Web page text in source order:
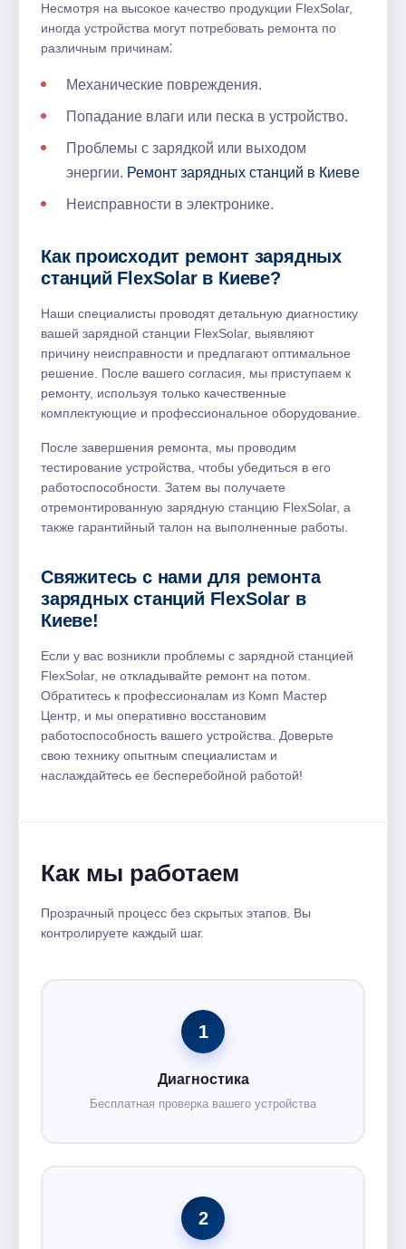
Несмотря на высокое качество продукции FlexSolar,
иногда устройства могут потребовать ремонта по
различным причинам⁚
Механические повреждения.​
Попадание влаги или песка в устройство.​
Проблемы с зарядкой или выходом
энергии.​ Ремонт зарядных станций в Киеве
Неисправности в электронике.
Как происходит ремонт зарядных
станций FlexSolar в Киеве?​
Наши специалисты проводят детальную диагностику
вашей зарядной станции FlexSolar, выявляют
причину неисправности и предлагают оптимальное
решение.​ После вашего согласия, мы приступаем к
ремонту, используя только качественные
комплектующие и профессиональное оборудование.​
После завершения ремонта, мы проводим
тестирование устройства, чтобы убедиться в его
работоспособности. Затем вы получаете
отремонтированную зарядную станцию FlexSolar, а
также гарантийный талон на выполненные работы.​
Свяжитесь с нами для ремонта
зарядных станций FlexSolar в
Киеве!​
Если у вас возникли проблемы с зарядной станцией
FlexSolar, не откладывайте ремонт на потом.​
Обратитесь к профессионалам из Комп Мастер
Центр, и мы оперативно восстановим
работоспособность вашего устройства.​ Доверьте
свою технику опытным специалистам и
наслаждайтесь ее бесперебойной работой!​
Как мы работаем
Прозрачный процесс без скрытых этапов. Вы
контролируете каждый шаг.
1
Диагностика
Бесплатная проверка вашего устройства
2